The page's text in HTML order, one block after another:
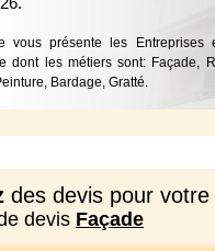
vous présente les Entreprises
dont les métiers sont: Façade,
Bardage, Gratté.
des devis pour votre
devis Façade